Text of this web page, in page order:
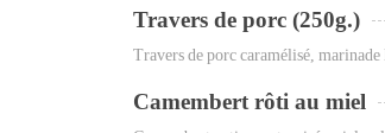
Travers de porc (250g.)
Travers de porc caramélisé,
Camembert rôti au miel